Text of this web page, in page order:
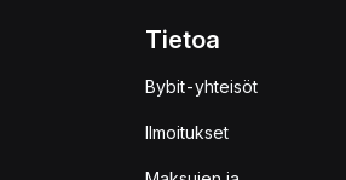
Tietoa
Bybit-yhteisöt
Ilmoitukset